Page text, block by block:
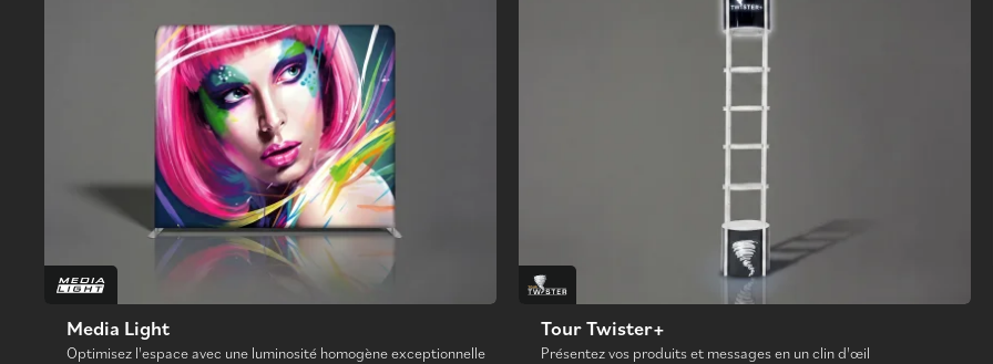
Media Light
Optimisez l'espace avec une luminosité homogène exceptionnelle
Tour Twister+
Présentez vos produits et messages en un clin d'œil